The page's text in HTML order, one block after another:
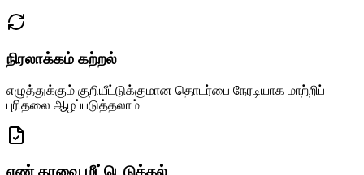
நிரலாக்கம் கற்றல்
எழுத்துக்கும் குறியீட்டுக்குமான தொடர்பை நேரடியாக மாற்றிப்
புரிதலை ஆழப்படுத்தலாம்